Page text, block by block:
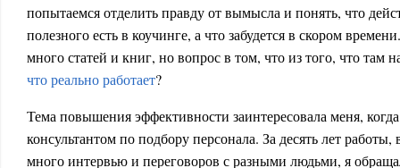
попытаемся отделить правду от вымысла и понять, что
полезного есть в коучинге, а что забудется в скором
много статей и книг, но вопрос в том, что из того, что там
что реально работает?
Тема повышения эффективности заинтересовала меня, когда
консультантом по подбору персонала. За десять лет
много интервью и переговоров с разными людьми, я